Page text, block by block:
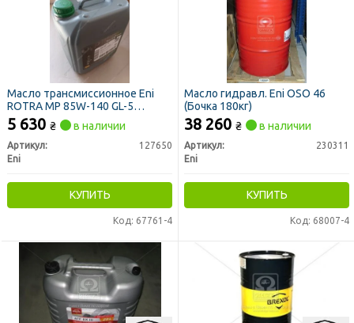
Масло трансмиссионное Eni
ROTRA MP 85W-140 GL-5
(Канистра 20л)
5 630 ₴ в наличии
Артикул:
127650
Eni
КУПИТЬ
Код: 67761-4
Масло гидравл. Eni OSO 46
(Бочка 180кг)
38 260 ₴ в наличии
Артикул:
230311
Eni
КУПИТЬ
Код: 68007-4